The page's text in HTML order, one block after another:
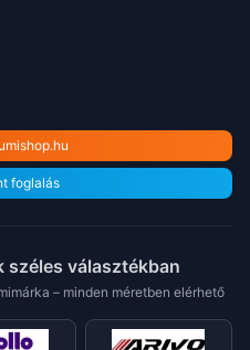
foglalás
széles választékban
– minden méretben elérhető